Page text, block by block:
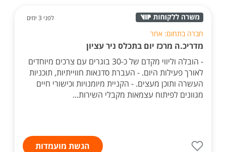
לפני 3 ימים
חברה בתחום: אחר
מדריכ.ה מרכז יום בתכלס ניר עציון
- הובלה וליווי מקדם של כ-30 בוגרים עם צרכים מיוחדים
לאורך פעילות היום. - העברת סדנאות חווייתיות, תוכניות
העשרה ותוכן מעצים. - הקניית מיומנויות וכישורי חיים
מגוונים לפיתוח עצמאות מקבלי השירות...
הגשת מועמדות